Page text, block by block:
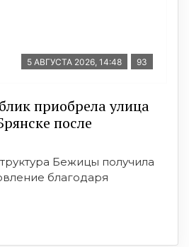
5 АВГУСТА 2026, 14:48 93
приобрела улица
после
Бежицы получила
благодаря